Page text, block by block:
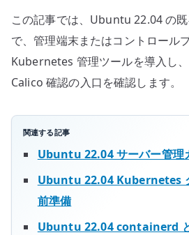
の
この記事では、Ubuntu 22.04 の
で、管理端末またはコントロール
Kubernetes 管理ツールを導入し
Calico 確認の入口を確認します。
関連する記事
Ubuntu 22.04 サーバー管理
Ubuntu 22.04 Kubernetes
前準備
Ubuntu 22.04 containerd